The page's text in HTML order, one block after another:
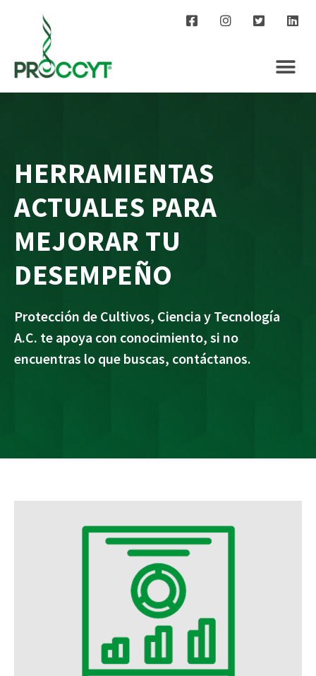
HERRAMIENTAS
ACTUALES PARA
MEJORAR TU
DESEMPEÑO
Protección de Cultivos, Ciencia y Tecnología
A.C. te apoya con conocimiento, si no
encuentras lo que buscas, contáctanos.